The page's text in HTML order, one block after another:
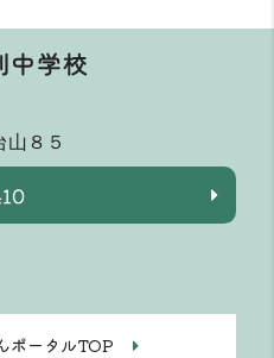
中学校
山８５
ポータルTOP